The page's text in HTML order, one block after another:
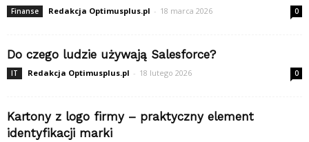
Finanse Redakcja Optimusplus.pl - 18 marca 2026 0
Do czego ludzie używają Salesforce?
IT Redakcja Optimusplus.pl - 18 lutego 2026 0
Kartony z logo firmy – praktyczny element
identyfikacji marki